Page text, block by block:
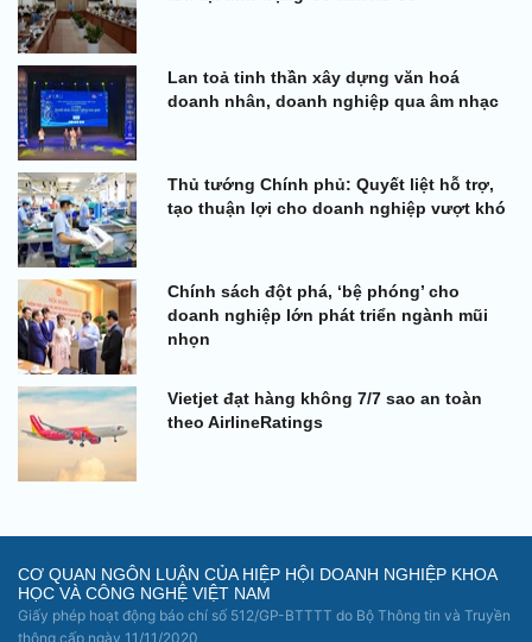
Lan toả tinh thần xây dựng văn hoá
doanh nhân, doanh nghiệp qua âm nhạc
Thủ tướng Chính phủ: Quyết liệt hỗ trợ,
tạo thuận lợi cho doanh nghiệp vượt khó
Chính sách đột phá, ‘bệ phóng’ cho
doanh nghiệp lớn phát triển ngành mũi
nhọn
Vietjet đạt hàng không 7/7 sao an toàn
theo AirlineRatings
CƠ QUAN NGÔN LUẬN CỦA HIỆP HỘI DOANH NGHIỆP KHOA
HỌC VÀ CÔNG NGHỆ VIỆT NAM
Giấy phép hoạt động báo chí số 512/GP-BTTTT do Bộ Thông tin và Truyền
thông cấp ngày 11/11/2020